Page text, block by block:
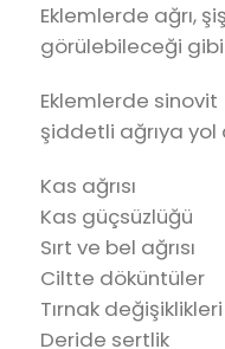
Eklemlerde ağrı,
görülebileceği
Eklemlerde sinovit
şiddetli ağrıya yol
Kas ağrısı
Kas güçsüzlüğü
Sırt ve bel ağrısı
Ciltte döküntüler
Tırnak değişiklikleri
Deride sertlik